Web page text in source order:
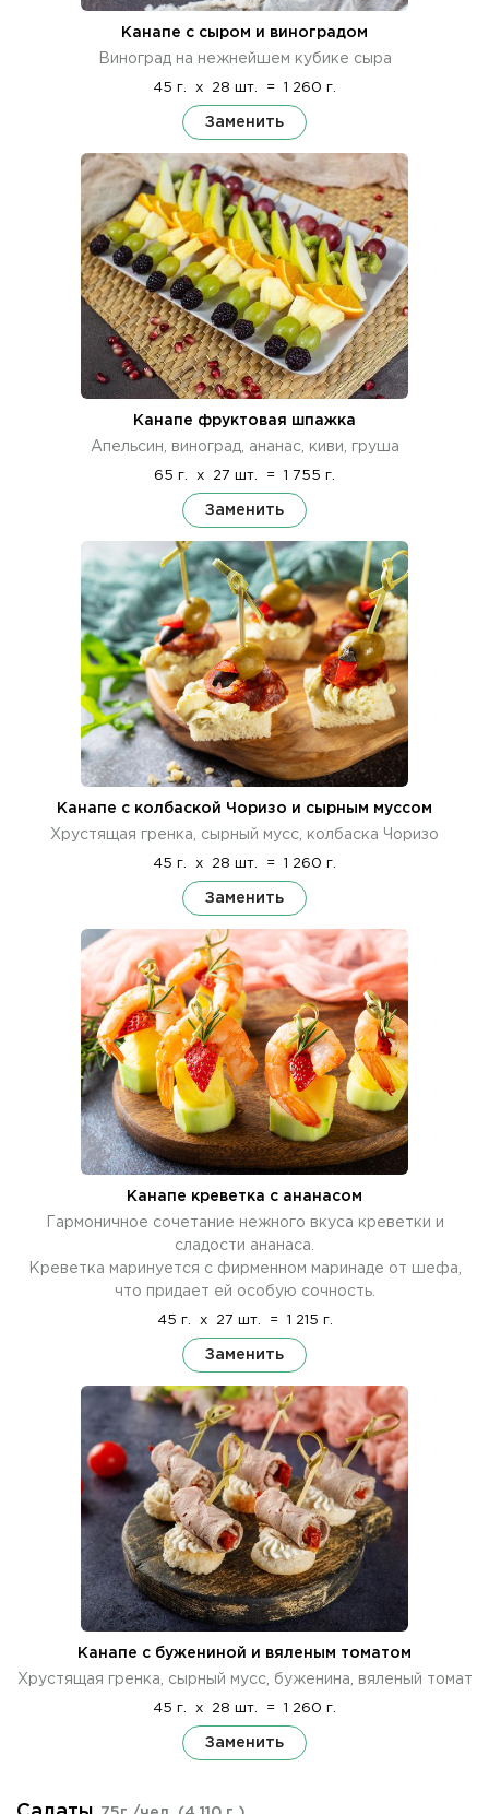
Канапе с сыром и виноградом
Виноград на нежнейшем кубике сыра
45 г. x 28 шт. = 1 260 г.
Заменить
Канапе фруктовая шпажка
Апельсин, виноград, ананас, киви, груша
65 г. x 27 шт. = 1 755 г.
Заменить
Канапе с колбаской Чоризо и сырным муссом
Хрустящая гренка, сырный мусс, колбаска Чоризо
45 г. x 28 шт. = 1 260 г.
Заменить
Канапе креветка с ананасом
Гармоничное сочетание нежного вкуса креветки и
сладости ананаса.
Креветка маринуется с фирменном маринаде от шефа,
что придает ей особую сочность.
45 г. x 27 шт. = 1 215 г.
Заменить
Канапе с бужениной и вяленым томатом
Хрустящая гренка, сырный мусс, буженина, вяленый томат
45 г. x 28 шт. = 1 260 г.
Заменить